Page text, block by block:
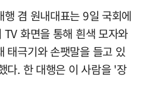
겸 원내대표는 9일 국회에
화면을 통해 흰색 모자와
태극기와 손팻말을 들고 있
다. 한 대행은 이 사람을 '장